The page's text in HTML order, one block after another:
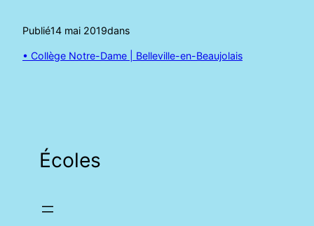
Publié14 mai 2019dans
• Collège Notre-Dame | Belleville-en-Beaujolais
Écoles